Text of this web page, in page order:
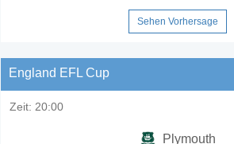
Sehen Vorhersage
England EFL Cup
Zeit: 20:00
Plymouth